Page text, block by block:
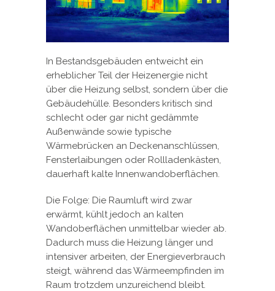
In Bestandsgebäuden entweicht ein
erheblicher Teil der Heizenergie nicht
über die Heizung selbst, sondern über die
Gebäudehülle. Besonders kritisch sind
schlecht oder gar nicht gedämmte
Außenwände sowie typische
Wärmebrücken an Deckenanschlüssen,
Fensterlaibungen oder Rollladenkästen,
dauerhaft kalte Innenwandoberflächen.
Die Folge: Die Raumluft wird zwar
erwärmt, kühlt jedoch an kalten
Wandoberflächen unmittelbar wieder ab.
Dadurch muss die Heizung länger und
intensiver arbeiten, der Energieverbrauch
steigt, während das Wärmeempfinden im
Raum trotzdem unzureichend bleibt.